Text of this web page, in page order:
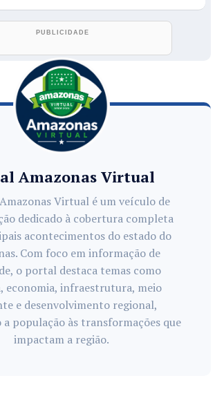
Amazonas Virtual
Virtual é um veículo de
dedicado à cobertura completa
acontecimentos do estado do
Com foco em informação de
o portal destaca temas como
economia, infraestrutura, meio
e desenvolvimento regional,
população às transformações que
impactam a região.